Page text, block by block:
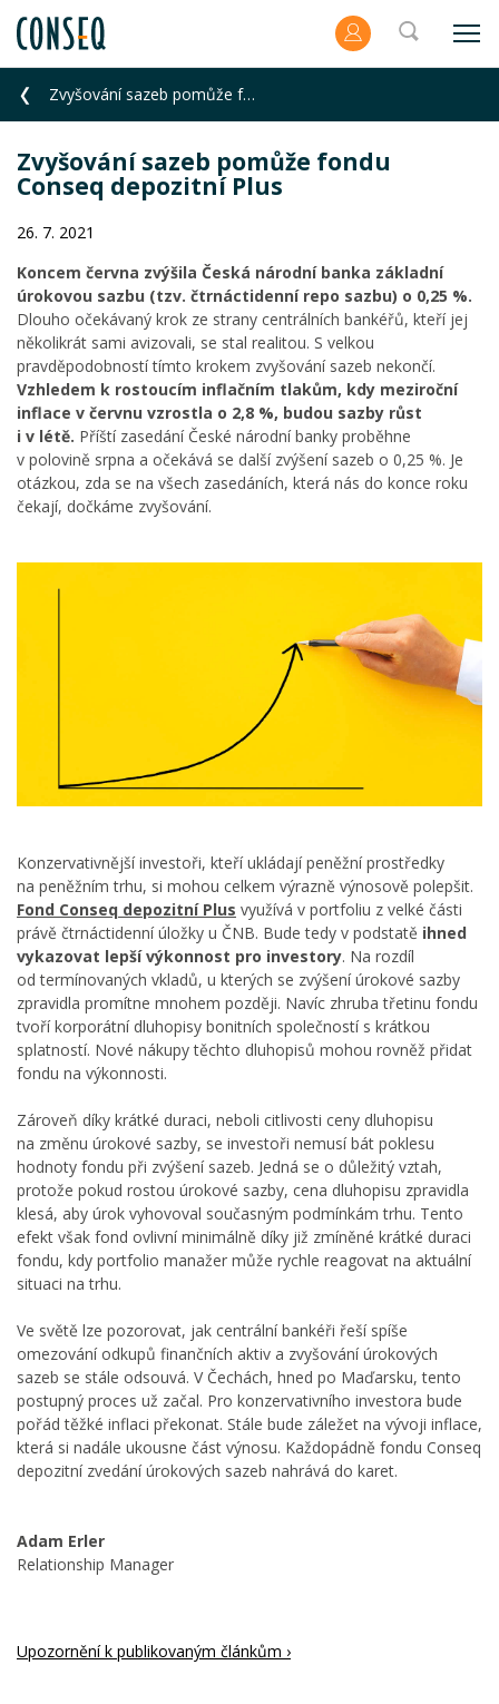
Zvyšování sazeb pomůže fondu Conseq depozitní Plus
Zvyšování sazeb pomůže fondu
Conseq depozitní Plus
26. 7. 2021
Koncem června zvýšila Česká národní banka základní
úrokovou sazbu (tzv. čtrnáctidenní repo sazbu) o 0,25 %.
Dlouho očekávaný krok ze strany centrálních bankéřů, kteří jej
několikrát sami avizovali, se stal realitou. S velkou
pravděpodobností tímto krokem zvyšování sazeb nekončí.
Vzhledem k rostoucím inflačním tlakům, kdy meziroční
inflace v červnu vzrostla o 2,8 %, budou sazby růst
i v létě. Příští zasedání České národní banky proběhne
v polovině srpna a očekává se další zvýšení sazeb o 0,25 %. Je
otázkou, zda se na všech zasedáních, která nás do konce roku
čekají, dočkáme zvyšování.
Konzervativnější investoři, kteří ukládají peněžní prostředky
na peněžním trhu, si mohou celkem výrazně výnosově polepšit.
Fond Conseq depozitní Plus využívá v portfoliu z velké části
právě čtrnáctidenní úložky u ČNB. Bude tedy v podstatě ihned
vykazovat lepší výkonnost pro investory. Na rozdíl
od termínovaných vkladů, u kterých se zvýšení úrokové sazby
zpravidla promítne mnohem později. Navíc zhruba třetinu fondu
tvoří korporátní dluhopisy bonitních společností s krátkou
splatností. Nové nákupy těchto dluhopisů mohou rovněž přidat
fondu na výkonnosti.
Zároveň díky krátké duraci, neboli citlivosti ceny dluhopisu
na změnu úrokové sazby, se investoři nemusí bát poklesu
hodnoty fondu při zvýšení sazeb. Jedná se o důležitý vztah,
protože pokud rostou úrokové sazby, cena dluhopisu zpravidla
klesá, aby úrok vyhovoval současným podmínkám trhu. Tento
efekt však fond ovlivní minimálně díky již zmíněné krátké duraci
fondu, kdy portfolio manažer může rychle reagovat na aktuální
situaci na trhu.
Ve světě lze pozorovat, jak centrální bankéři řeší spíše
omezování odkupů finančních aktiv a zvyšování úrokových
sazeb se stále odsouvá. V Čechách, hned po Maďarsku, tento
postupný proces už začal. Pro konzervativního investora bude
pořád těžké inflaci překonat. Stále bude záležet na vývoji inflace,
která si nadále ukousne část výnosu. Každopádně fondu Conseq
depozitní zvedání úrokových sazeb nahrává do karet.
Adam Erler
Relationship Manager
Upozornění k publikovaným článkům ›